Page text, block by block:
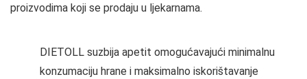
proizvodima koji se prodaju u ljekarnama.
DIETOLL suzbija apetit omogućavajući minimalnu
konzumaciju hrane i maksimalno iskorištavanje